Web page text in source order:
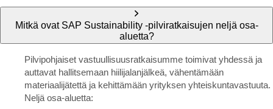
Mitkä ovat SAP Sustainability -pilviratkaisujen neljä osa-
aluetta?
Pilvipohjaiset vastuullisuusratkaisumme toimivat yhdessä ja
auttavat hallitsemaan hiilijalanjälkeä, vähentämään
materiaalijätettä ja kehittämään yrityksen yhteiskuntavastuuta.
Neljä osa-aluetta: